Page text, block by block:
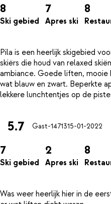
8
Ski gebied
7
Apres ski
8
Pila is een heerlijk skigebied
skiërs die houd van relaxed
ambiance. Goede liften,
wat blauw en zwart. Beperkte
5.7 Gast-1471315-01-2022
7
Ski gebied
2
Apres ski
8
Was weer heerlijk hier in de